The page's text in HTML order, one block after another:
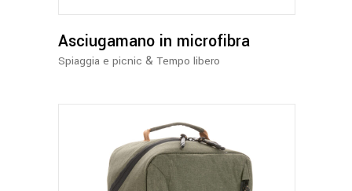
opzioni
possono
essere
del
prodotto
Asciugamano in microfibra
Spiaggia e picnic & Tempo libero